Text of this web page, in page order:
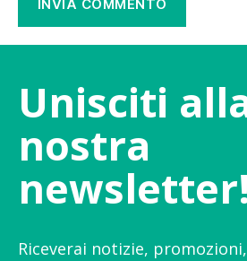
Unisciti
nostra
newsletter!
Riceverai notizie,